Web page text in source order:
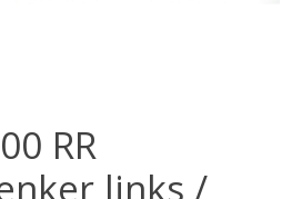
RR
links /